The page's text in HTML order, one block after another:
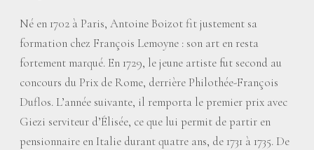
Né en 1702 à Paris, Antoine Boizot fit justement sa
formation chez François Lemoyne : son art en resta
fortement marqué. En 1729, le jeune artiste fut second au
concours du Prix de Rome, derrière Philothée-François
Duflos. L’année suivante, il remporta le premier prix avec
Giezi serviteur d’Élisée, ce que lui permit de partir en
pensionnaire en Italie durant quatre ans, de 1731 à 1735. De